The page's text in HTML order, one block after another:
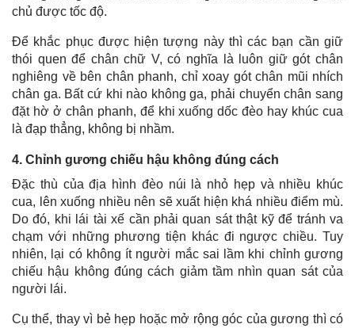
chủ được tốc độ.
Để khắc phục được hiện tượng này thì các bạn cần giữ
thói quen để chân chữ V, có nghĩa là luôn giữ gót chân
nghiêng về bên chân phanh, chỉ xoay gót chân mũi nhích
chân ga. Bất cứ khi nào không ga, phải chuyển chân sang
đặt hờ ở chân phanh, để khi xuống dốc đèo hay khúc cua
là đạp thẳng, không bị nhầm.
4. Chỉnh gương chiếu hậu không đúng cách
Đặc thù của địa hình đèo núi là nhỏ hẹp và nhiều khúc
cua, lên xuống nhiều nên sẽ xuất hiện khá nhiều điểm mù.
Do đó, khi lái tài xế cần phải quan sát thật kỹ để tránh va
chạm với những phương tiện khác đi ngược chiều. Tuy
nhiên, lại có không ít người mắc sai lầm khi chỉnh gương
chiếu hậu không đúng cách giảm tầm nhìn quan sát của
người lái.
Cụ thể, thay vì bẻ hẹp hoặc mở rộng góc của gương thì có